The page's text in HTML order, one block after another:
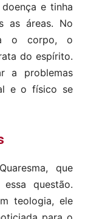
e tinha
as áreas. No
o corpo, o
do espírito.
a problemas
e o físico se
que
questão.
teologia, ele